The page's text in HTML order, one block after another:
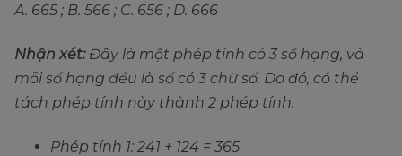
A. 665 ; B. 566 ; C. 656 ; D. 666
Nhận xét:Đây là một phép tính có 3 số hạng, và
mỗi số hạng đều là số có 3 chữ số. Do đó, có thể
tách phép tính này thành 2 phép tính.
Phép tính 1: 241 + 124 = 365